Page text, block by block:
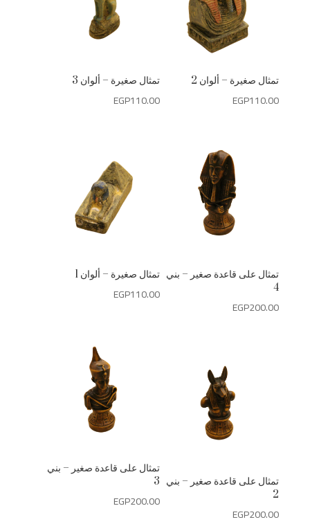
تمثال صغيرة – ألوان 3
EGP110.00
تمثال صغيرة – ألوان 2
EGP110.00
تمثال صغيرة – ألوان 1
EGP110.00
تمثال على قاعدة صغير – بني
4
EGP200.00
تمثال على قاعدة صغير – بني
3
EGP200.00
تمثال على قاعدة صغير – بني
2
EGP200.00